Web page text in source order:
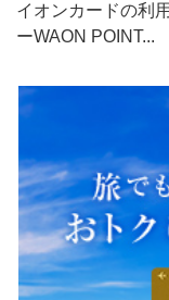
イオンカードの利
ーWAON POINT...